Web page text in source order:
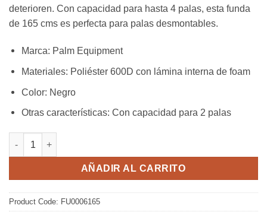
deterioren. Con capacidad para hasta 4 palas, esta funda
de 165 cms es perfecta para palas desmontables.
Marca: Palm Equipment
Materiales: Poliéster 600D con lámina interna de foam
Color: Negro
Otras características: Con capacidad para 2 palas
Funda Pala 1.65 m. cantidad
AÑADIR AL CARRITO
Product Code: FU0006165